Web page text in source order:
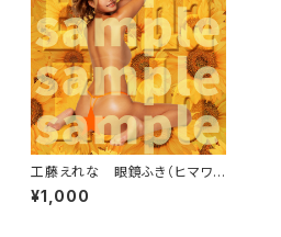
工藤えれな 眼鏡ふき（ヒマワ
リ）
¥1,000